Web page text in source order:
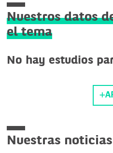
Nuestros datos
el tema
No hay estudios
Nuestras